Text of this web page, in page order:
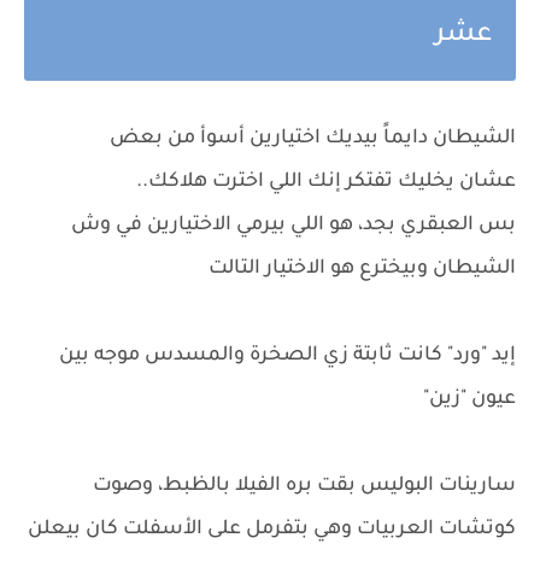
عشر
الشيطان دايماً بيديك اختيارين أسوأ من بعض
عشان يخليك تفتكر إنك اللي اخترت هلاكك..
بس العبقري بجد، هو اللي بيرمي الاختيارين في وش
الشيطان وبيخترع هو الاختيار التالت
إيد "ورد" كانت ثابتة زي الصخرة والمسدس موجه بين
عيون "زين"
سارينات البوليس بقت بره الفيلا بالظبط، وصوت
كوتشات العربيات وهي بتفرمل على الأسفلت كان بيعلن